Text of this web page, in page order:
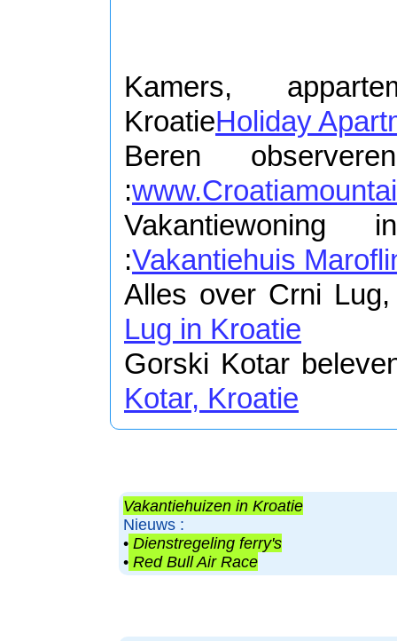
Kamers,
KroatieHoliday
Beren
:
:Vakantiehuis
Alles over Crni
Lug in Kroatie
Gorski Kotar
Kotar, Kroatie
Vakantiehuizen in Kroatie
Nieuws :
• Dienstregeling ferry's
• Red Bull Air Race